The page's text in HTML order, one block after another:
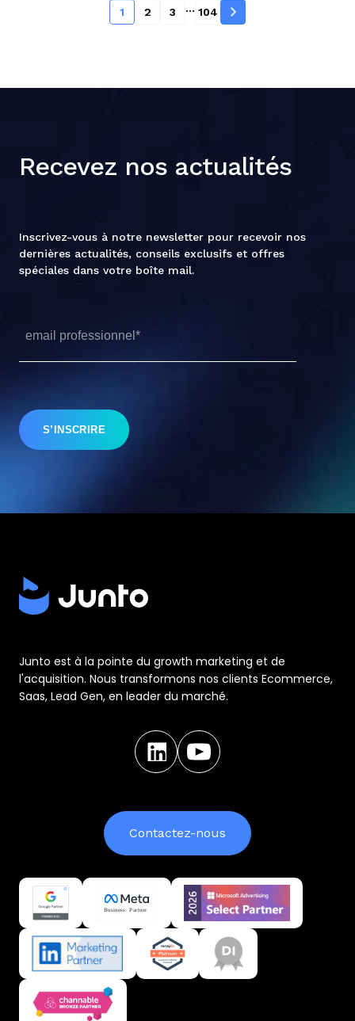
1 2 3 ... 104
Recevez nos actualités
Inscrivez-vous à notre newsletter pour recevoir nos
dernières actualités, conseils exclusifs et offres
spéciales dans votre boîte mail.
Junto est à la pointe du growth marketing et de
l'acquisition. Nous transformons nos clients Ecommerce,
Saas, Lead Gen, en leader du marché.
Contactez-nous